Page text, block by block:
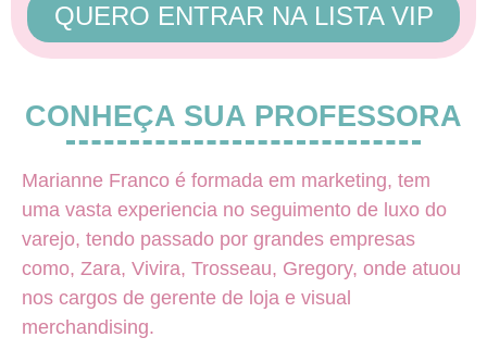
QUERO ENTRAR NA LISTA VIP
CONHEÇA SUA PROFESSORA
Marianne Franco é formada em marketing, tem
uma vasta experiencia no seguimento de luxo do
varejo, tendo passado por grandes empresas
como, Zara, Vivira, Trosseau, Gregory, onde atuou
nos cargos de gerente de loja e visual
merchandising.